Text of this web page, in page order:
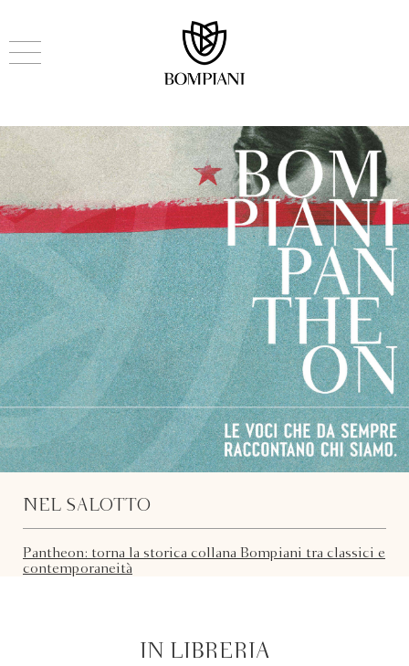
NEL SALOTTO
Pantheon: torna la storica collana Bompiani tra classici e
contemporaneità
IN LIBRERIA